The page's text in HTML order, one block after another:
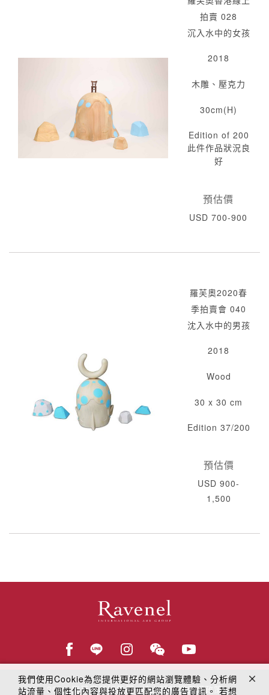
拍賣 028
沉入水中的女孩
2018
木雕、壓克力
30cm(H)
Edition of 200
此件作品狀況良
好
預估價
USD 700-900
羅芙奧2020春
季拍賣會 040
沈入水中的男孩
2018
Wood
30 x 30 cm
Edition 37/200
預估價
USD 900-
1,500
© 2018羅芙奧藝術集團 線上隱私權保護政策
我們使用Cookie為您提供更好的網站瀏覽體驗、分析網
站流量、個性化內容與投放更匹配您的廣告資訊。 若想